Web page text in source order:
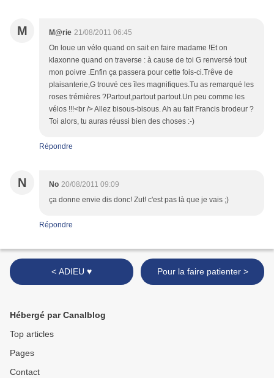
M M@rie 21/08/2011 06:45
On loue un vélo quand on sait en faire madame !Et on
klaxonne quand on traverse : à cause de toi G renversé tout
mon poivre .Enfin ça passera pour cette fois-ci.Trêve de
plaisanterie,G trouvé ces îles magnifiques.Tu as remarqué les
roses trémières ?Partout,partout partout.Un peu comme les
vélos !!!<br /> Allez bisous-bisous. Ah au fait Francis brodeur ?
Toi alors, tu auras réussi bien des choses :-)
Répondre
N No 20/08/2011 09:09
ça donne envie dis donc! Zut! c'est pas là que je vais ;)
Répondre
< ADIEU ♥ Pour la faire patienter >
Hébergé par Canalblog
Top articles
Pages
Contact